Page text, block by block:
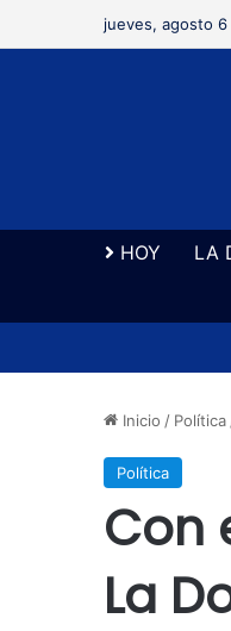
jueves, agosto
HOY LA
Inicio / Política
Política
Con
La